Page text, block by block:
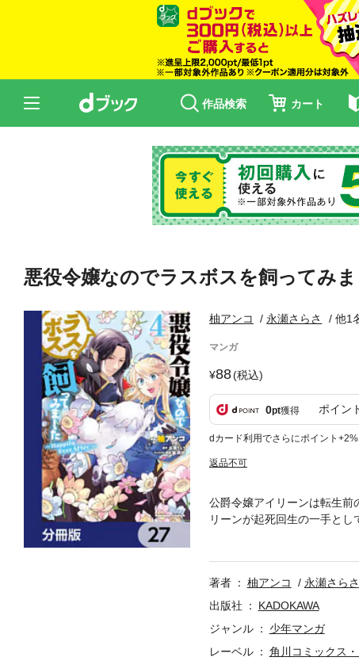
作品検索 カート
悪役令嬢なのでラスボスを飼ってみ
柚アンコ 永瀬さらさ 他1
マンガ
88(税込)
0pt獲得 ポイン
dカード利用でさらにポイント+2%
返品不可
公爵令嬢アイリーンは転生前
リーンが起死回生の一手と
を分割したもので、本編内
著者 柚アンコ 永瀬さらさ
出版社
KADOKAWA
ジャンル
少年マンガ
レーベル
角川コミックス